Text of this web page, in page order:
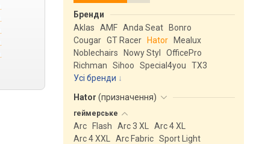
Бренди
Aklas
AMF Anda Seat
Bonro
Cougar GT Racer Hator
Mealux
Noblechairs
Nowy Styl
OfficePro
Richman
Sihoo Special4you
ТX3
Усі бренди
Hator (призначення)
геймерське
Arc Flash Arc 3 XL
Arc 4 XL
Arc 4 XXL
Arc Fabric Sport Light